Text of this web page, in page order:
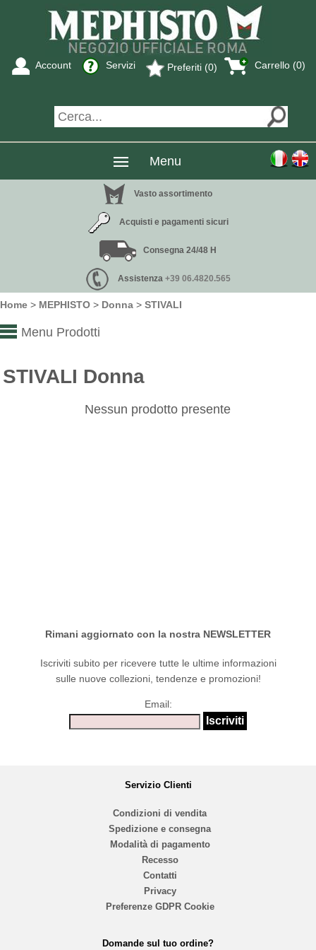
Carrello (0)
Preferiti (0)
Servizi
Account
Menu
Vasto assortimento
Acquisti e pagamenti sicuri
Consegna 24/48 H
Assistenza +39 06.4820.565
Home > MEPHISTO > Donna > STIVALI
Menu Prodotti
STIVALI Donna
Nessun prodotto presente
Rimani aggiornato con la nostra NEWSLETTER
Iscriviti subito per ricevere tutte le ultime informazioni
sulle nuove collezioni, tendenze e promozioni!
Email:
Servizio Clienti
Condizioni di vendita
Spedizione e consegna
Modalità di pagamento
Recesso
Contatti
Privacy
Preferenze GDPR Cookie
Domande sul tuo ordine?